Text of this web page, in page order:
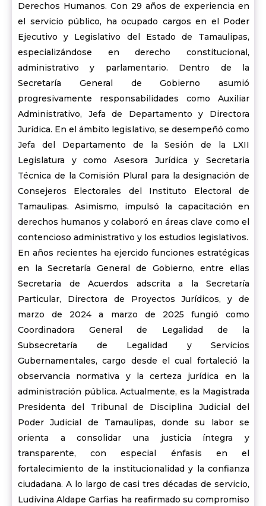
Derechos Humanos. Con 29 años de experiencia en
el servicio público, ha ocupado cargos en el Poder
Ejecutivo y Legislativo del Estado de Tamaulipas,
especializándose en derecho constitucional,
administrativo y parlamentario. Dentro de la
Secretaría General de Gobierno asumió
progresivamente responsabilidades como Auxiliar
Administrativo, Jefa de Departamento y Directora
Jurídica. En el ámbito legislativo, se desempeñó como
Jefa del Departamento de la Sesión de la LXII
Legislatura y como Asesora Jurídica y Secretaria
Técnica de la Comisión Plural para la designación de
Consejeros Electorales del Instituto Electoral de
Tamaulipas. Asimismo, impulsó la capacitación en
derechos humanos y colaboró en áreas clave como el
contencioso administrativo y los estudios legislativos.
En años recientes ha ejercido funciones estratégicas
en la Secretaría General de Gobierno, entre ellas
Secretaria de Acuerdos adscrita a la Secretaría
Particular, Directora de Proyectos Jurídicos, y de
marzo de 2024 a marzo de 2025 fungió como
Coordinadora General de Legalidad de la
Subsecretaría de Legalidad y Servicios
Gubernamentales, cargo desde el cual fortaleció la
observancia normativa y la certeza jurídica en la
administración pública. Actualmente, es la Magistrada
Presidenta del Tribunal de Disciplina Judicial del
Poder Judicial de Tamaulipas, donde su labor se
orienta a consolidar una justicia íntegra y
transparente, con especial énfasis en el
fortalecimiento de la institucionalidad y la confianza
ciudadana. A lo largo de casi tres décadas de servicio,
Ludivina Aldape Garfias ha reafirmado su compromiso